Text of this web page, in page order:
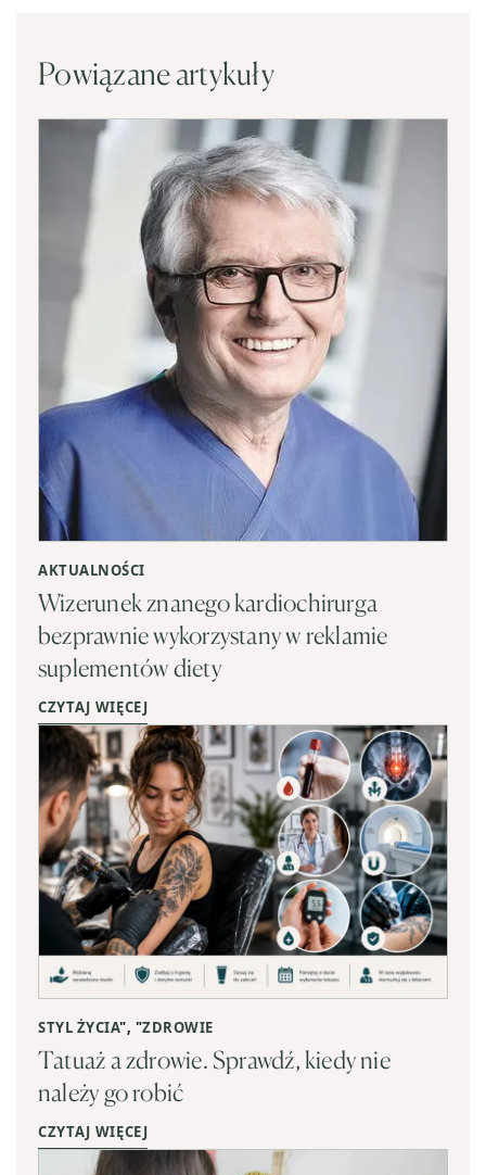
Powiązane artykuły
AKTUALNOŚCI
Wizerunek znanego kardiochirurga
bezprawnie wykorzystany w reklamie
suplementów diety
CZYTAJ WIĘCEJ
STYL ŻYCIA", "ZDROWIE
Tatuaż a zdrowie. Sprawdź, kiedy nie
należy go robić
CZYTAJ WIĘCEJ